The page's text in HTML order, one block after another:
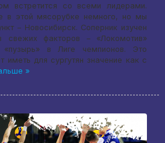
встретится со всеми лидерами.
в этой мясорубке немного, но мы
– Новосибирск. Соперник изучен
свежих факторов – «Локомотив»
«пузырь» в Лиге чемпионов. Это
иметь для сургутян значение как с
»